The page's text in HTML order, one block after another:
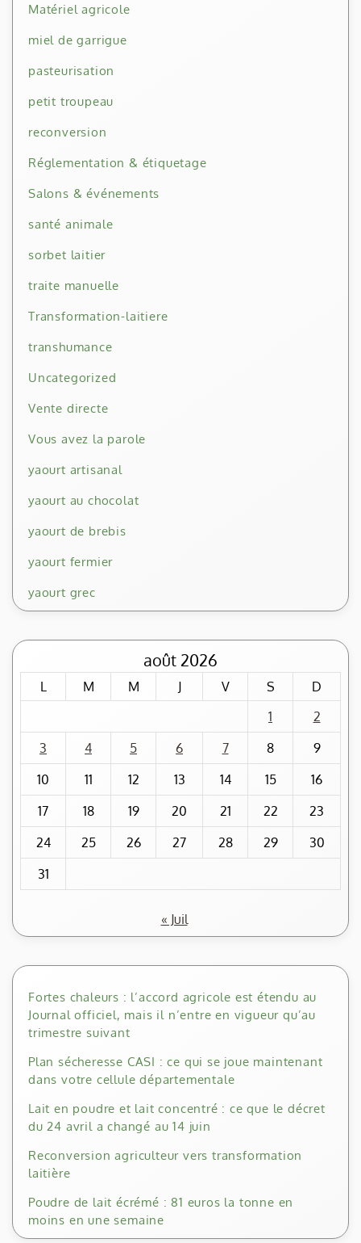
Matériel agricole
miel de garrigue
pasteurisation
petit troupeau
reconversion
Réglementation & étiquetage
Salons & événements
santé animale
sorbet laitier
traite manuelle
Transformation-laitiere
transhumance
Uncategorized
Vente directe
Vous avez la parole
yaourt artisanal
yaourt au chocolat
yaourt de brebis
yaourt fermier
yaourt grec
août 2026
L M M J V S
D
1
2
3
4 5 6 7 8
9
10
11 12 13 14 15
16
17
18 19 20 21 22
23
24
25 26 27 28 29
30
31
« Juil
Fortes chaleurs : l’accord agricole est étendu au
Journal officiel, mais il n’entre en vigueur qu’au
trimestre suivant
Plan sécheresse CASI : ce qui se joue maintenant
dans votre cellule départementale
Lait en poudre et lait concentré : ce que le décret
du 24 avril a changé au 14 juin
Reconversion agriculteur vers transformation
laitière
Poudre de lait écrémé : 81 euros la tonne en
moins en une semaine